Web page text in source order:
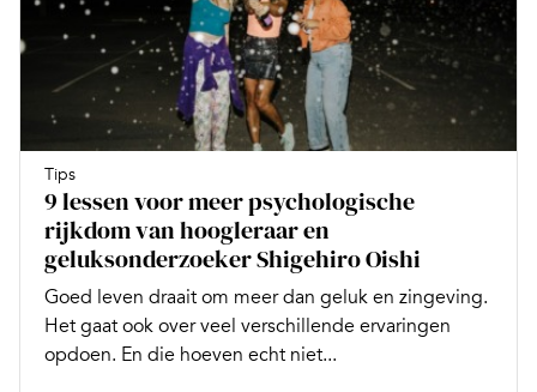
Tips
9 lessen voor meer psychologische
rijkdom van hoogleraar en
geluksonderzoeker Shigehiro Oishi
Goed leven draait om meer dan geluk en zingeving.
Het gaat ook over veel verschillende ervaringen
opdoen. En die hoeven echt niet...